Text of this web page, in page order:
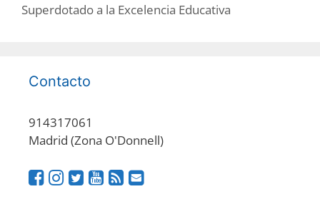
Superdotado a la Excelencia Educativa
Contacto
914317061
Madrid (Zona O'Donnell)